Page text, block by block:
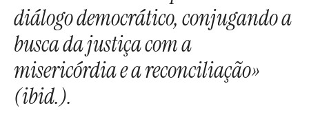
diálogo democrático, conjugando a
busca da justiça com a
misericórdia e a reconciliação»
(ibid.).